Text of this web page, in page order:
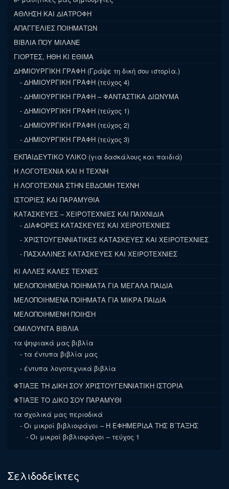
ΑΘΛΗΣΗ ΚΑΙ ΔΙΑΤΡΟΦΗ
ΑΠΑΓΓΕΛΙΕΣ ΠΟΙΗΜΑΤΩΝ
ΒΙΒΛΙΑ ΠΟΥ ΜΙΛΑΝΕ
ΓΙΟΡΤΕΣ, ΗΘΗ ΚΙ ΕΘΙΜΑ
ΔΗΜΙΟΥΡΓΙΚΗ ΓΡΑΦΗ (Γράψε τη δική σου ιστορία.)
ΔΗΜΙΟΥΡΓΙΚΗ ΓΡΑΦΗ (τεύχος 4)
ΔΗΜΙΟΥΡΓΙΚΗ ΓΡΑΦΗ – ΦΑΝΤΑΣΤΙΚΑ ΔΙΩΝΥΜΑ
ΔΗΜΙΟΥΡΓΙΚΗ ΓΡΑΦΗ (τεύχος 1)
ΔΗΜΙΟΥΡΓΙΚΗ ΓΡΑΦΗ (τεύχος 2)
ΔΗΜΙΟΥΡΓΙΚΗ ΓΡΑΦΗ (τεύχος 3)
ΕΚΠΑΙΔΕΥΤΙΚΟ ΥΛΙΚΟ (για δασκάλους και παιδιά)
Η ΛΟΓΟΤΕΧΝΙΑ ΚΑΙ Η ΤΕΧΝΗ
Η ΛΟΓΟΤΕΧΝΙΑ ΣΤΗΝ ΕΒΔΟΜΗ ΤΕΧΝΗ
ΙΣΤΟΡΙΕΣ ΚΑΙ ΠΑΡΑΜΥΘΙΑ
ΚΑΤΑΣΚΕΥΕΣ – ΧΕΙΡΟΤΕΧΝΙΕΣ ΚΑΙ ΠΑΙΧΝΙΔΙΑ
ΔΙΑΦΟΡΕΣ ΚΑΤΑΣΚΕΥΕΣ ΚΑΙ ΧΕΙΡΟΤΕΧΝΙΕΣ
ΧΡΙΣΤΟΥΓΕΝΝΙΑΤΙΚΕΣ ΚΑΤΑΣΚΕΥΕΣ ΚΑΙ ΧΕΙΡΟΤΕΧΝΙΕΣ
ΠΑΣΧΑΛΙΝΕΣ ΚΑΤΑΣΚΕΥΕΣ ΚΑΙ ΧΕΙΡΟΤΕΧΝΙΕΣ
ΚΙ ΑΛΛΕΣ ΚΑΛΕΣ ΤΕΧΝΕΣ
ΜΕΛΟΠΟΙΗΜΕΝΑ ΠΟΙΗΜΑΤΑ ΓΙΑ ΜΕΓΑΛΑ ΠΑΙΔΙΑ
ΜΕΛΟΠΟΙΗΜΕΝΑ ΠΟΙΗΜΑΤΑ ΓΙΑ ΜΙΚΡΑ ΠΑΙΔΙΑ
ΜΕΛΟΠΟΙΗΜΕΝΗ ΠΟΙΗΣΗ
ΟΜΙΛΟΥΝΤΑ ΒΙΒΛΙΑ
τα ψηφιακά μας βιβλία
τα έντυπα βιβλία μας
έντυπα λογοτεχνικά βιβλία
ΦΤΙΑΞΕ ΤΗ ΔΙΚΗ ΣΟΥ ΧΡΙΣΤΟΥΓΕΝΝΙΑΤΙΚΗ ΙΣΤΟΡΙΑ
ΦΤΙΑΞΕ ΤΟ ΔΙΚΟ ΣΟΥ ΠΑΡΑΜΥΘΙ
τα σχολικά μας περιοδικά
Οι μικροί βιβλιοφάγοι – Η ΕΦΗΜΕΡΙΔΑ ΤΗΣ Β΄ΤΑΞΗΣ
Οι μικροί βιβλιοφάγοι – τεύχος 1
Σελιδοδείκτες